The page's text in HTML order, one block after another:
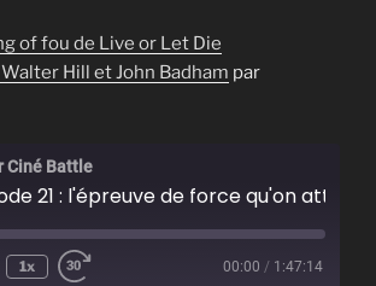
of fou de Live or Let Die
Hill et John Badham par
Ciné Battle
1x 00:00 / 1:47:14